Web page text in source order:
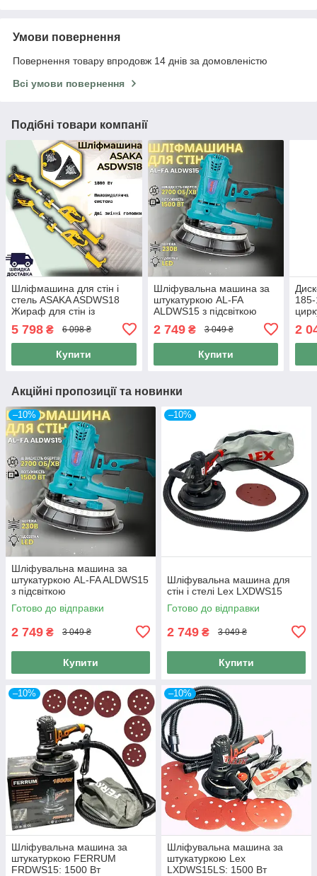
Умови повернення
Повернення товару впродовж 14 днів за домовленістю
Всі умови повернення
Подібні товари компанії
Шліфмашина для стін і
стель ASAKA ASDWS18
Жираф для стін із
5 798 ₴ 6 098 ₴
Купити
Шліфувальна машина за
штукатуркою AL-FA
ALDWS15 з підсвіткою
2 749₴ 3 049 ₴
Купити
2
Акційні пропозиції та новинки
–10%
Шліфувальна машина за
штукатуркою AL-FA ALDWS15
з підсвіткою
Готово до відправки
2 749 ₴ 3 049 ₴
Купити
–10%
Шліфувальна машина для
стін і стелі Lex LXDWS15
Готово до відправки
2 749 ₴ 3 049 ₴
Купити
–10%
Шліфувальна машина за
штукатуркою FERRUM
FRDWS15: 1500 Вт
–10%
Шліфувальна машина за
штукатуркою Lex
LXDWS15LS: 1500 Вт